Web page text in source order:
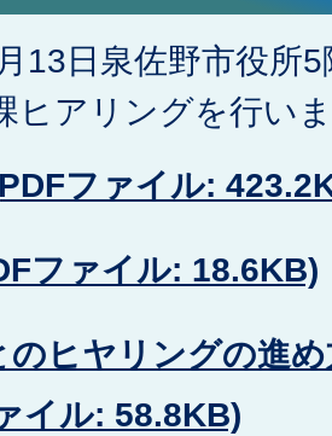
13日泉佐野市役所
ヒアリングを行い
ファイル:
ファイル: 18.6KB)
のヒヤリングの進
イル: 58.8KB)